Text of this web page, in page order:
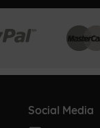
Social Media